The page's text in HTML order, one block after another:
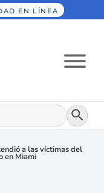
EN LÍNEA
Botón
a las víctimas del
en Miami